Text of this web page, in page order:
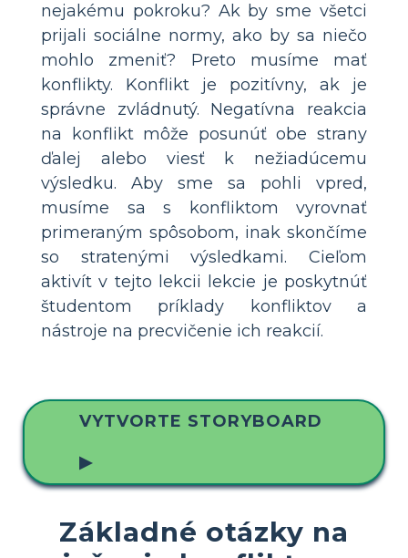
nejakému pokroku? Ak by sme všetci
prijali sociálne normy, ako by sa niečo
mohlo zmeniť? Preto musíme mať
konflikty. Konflikt je pozitívny, ak je
správne zvládnutý. Negatívna reakcia
na konflikt môže posunúť obe strany
ďalej alebo viesť k nežiadúcemu
výsledku. Aby sme sa pohli vpred,
musíme sa s konfliktom vyrovnať
primeraným spôsobom, inak skončíme
so stratenými výsledkami. Cieľom
aktivít v tejto lekcii lekcie je poskytnúť
študentom príklady konfliktov a
nástroje na precvičenie ich reakcií.
VYTVORTE STORYBOARD
▶
Základné otázky na